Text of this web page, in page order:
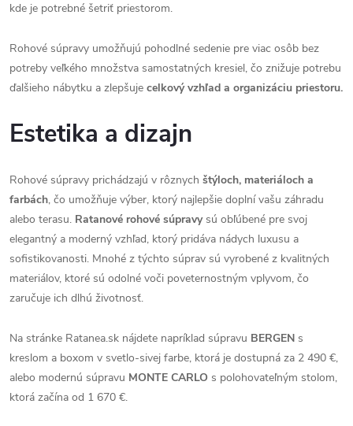
kde je potrebné šetriť priestorom.
Rohové súpravy umožňujú pohodlné sedenie pre viac osôb bez
potreby veľkého množstva samostatných kresiel, čo znižuje potrebu
ďalšieho nábytku a zlepšuje celkový vzhľad a organizáciu priestoru.
Estetika a dizajn
Rohové súpravy prichádzajú v rôznych štýloch, materiáloch a
farbách, čo umožňuje výber, ktorý najlepšie doplní vašu záhradu
alebo terasu. Ratanové rohové súpravysú obľúbené pre svoj
elegantný a moderný vzhľad, ktorý pridáva nádych luxusu a
sofistikovanosti. Mnohé z týchto súprav sú vyrobené z kvalitných
materiálov, ktoré sú odolné voči poveternostným vplyvom, čo
zaručuje ich dlhú životnosť​.
Na stránke Ratanea.sk nájdete napríklad súpravu BERGEN s
kreslom a boxom v svetlo-sivej farbe, ktorá je dostupná za 2 490 €,
alebo modernú súpravu MONTE CARLO s polohovateľným stolom,
ktorá začína od 1 670 €​.